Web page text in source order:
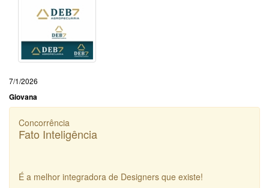
7/1/2026
Giovana
Concorrência
Fato Inteligência
É a melhor integradora de Designers que existe!